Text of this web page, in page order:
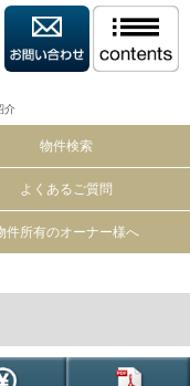
介
物件検索
よくあるご質問
件所有のオーナー様へ